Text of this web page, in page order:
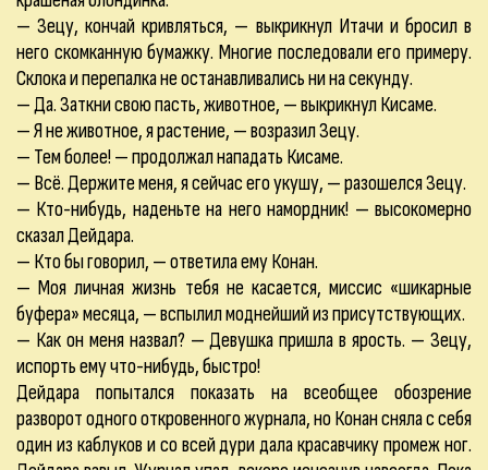
— Зецу, кончай кривляться, — выкрикнул Итачи и бросил в
него скомканную бумажку. Многие последовали его примеру.
Склока и перепалка не останавливались ни на секунду.
— Да. Заткни свою пасть, животное, — выкрикнул Кисаме.
— Я не животное, я растение, — возразил Зецу.
— Тем более! — продолжал нападать Кисаме.
— Всё. Держите меня, я сейчас его укушу, — разошелся Зецу.
— Кто-нибудь, наденьте на него намордник! — высокомерно
сказал Дейдара.
— Кто бы говорил, — ответила ему Конан.
— Моя личная жизнь тебя не касается, миссис «шикарные
буфера» месяца, — вспылил моднейший из присутствующих.
— Как он меня назвал? — Девушка пришла в ярость. — Зецу,
испорть ему что-нибудь, быстро!
Дейдара попытался показать на всеобщее обозрение
разворот одного откровенного журнала, но Конан сняла с себя
один из каблуков и со всей дури дала красавчику промеж ног.